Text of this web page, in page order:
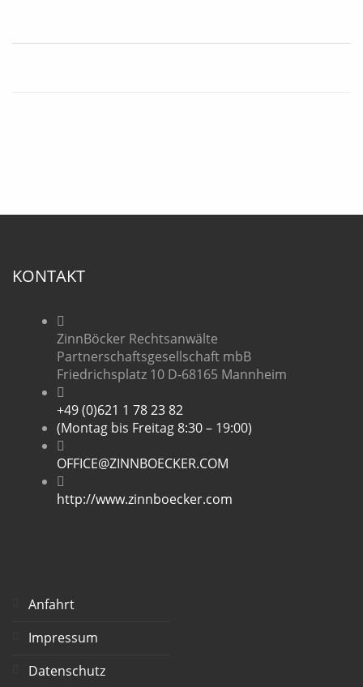
KONTAKT
ZinnBöcker Rechtsanwälte
Partnerschaftsgesellschaft mbB
Friedrichsplatz 10 D-68165 Mannheim
+49 (0)621 1 78 23 82
(Montag bis Freitag 8:30 – 19:00)
OFFICE@ZINNBOECKER.COM
http://www.zinnboecker.com
Anfahrt
Impressum
Datenschutz